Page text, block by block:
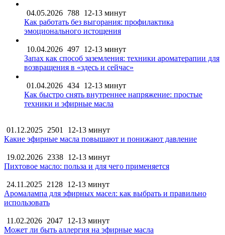
04.05.2026 788 12-13 минут
Как работать без выгорания: профилактика
эмоционального истощения
10.04.2026 497 12-13 минут
Запах как способ заземления: техники ароматерапии для
возвращения в «здесь и сейчас»
01.04.2026 434 12-13 минут
Как быстро снять внутреннее напряжение: простые
техники и эфирные масла
01.12.2025 2501
12-13 минут
Какие эфирные масла повышают и понижают давление
19.02.2026 2338 12-13 минут
Пихтовое масло: польза и для чего применяется
24.11.2025 2128 12-13 минут
Аромалампа для эфирных масел: как выбрать и правильно
использовать
11.02.2026 2047 12-13 минут
Может ли быть аллергия на эфирные масла